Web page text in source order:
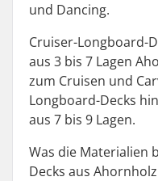
und Dancing.
Cruiser-Longboard-
aus 3 bis 7 Lagen
zum Cruisen und
Longboard-Decks
aus 7 bis 9 Lagen.
Was die Materialien
Decks aus